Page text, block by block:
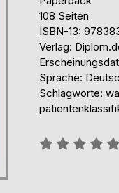
108 Seiten
ISBN-13:
Verlag:
Sprache:
Schlagworte:
Bewertung::